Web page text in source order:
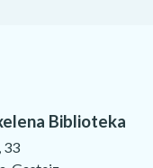
Biblioteka
33